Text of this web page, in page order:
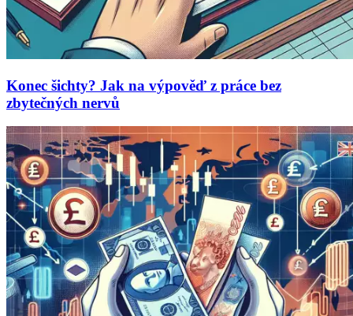
Konec šichty? Jak na výpověď z práce bez
zbytečných nervů